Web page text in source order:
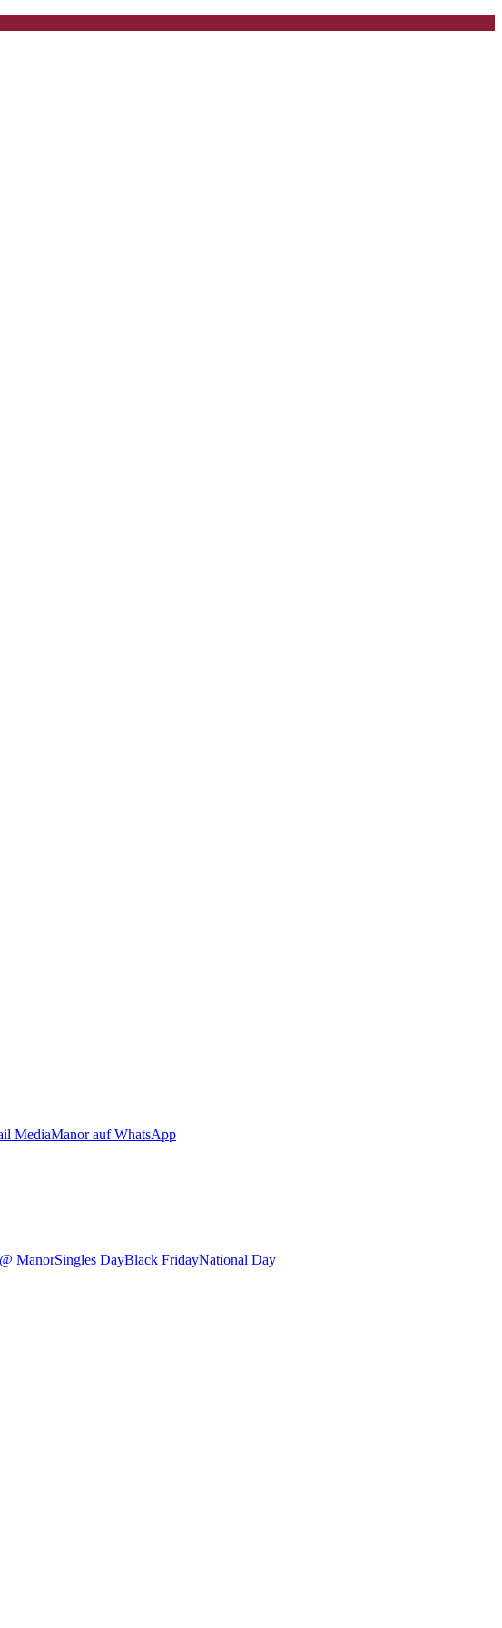
MediaManor auf WhatsApp
ManorSingles DayBlack FridayNational Day